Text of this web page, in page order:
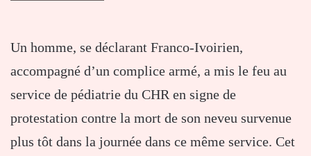
Un homme, se déclarant Franco-Ivoirien,
accompagné d’un complice armé, a mis le feu au
service de pédiatrie du CHR en signe de
protestation contre la mort de son neveu survenue
plus tôt dans la journée dans ce même service. Cet